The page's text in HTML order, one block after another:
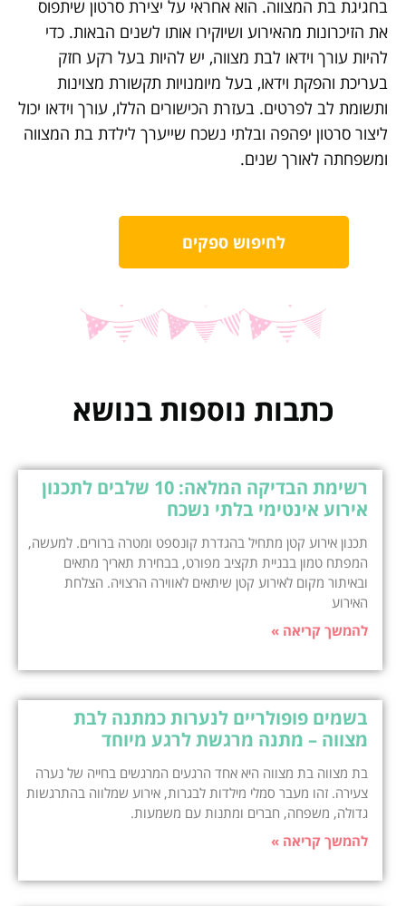
בחגיגת בת המצווה. הוא אחראי על יצירת סרטון שיתפוס
את הזיכרונות מהאירוע ושיוקירו אותו לשנים הבאות. כדי
להיות עורך וידאו לבת מצווה, יש להיות בעל רקע חזק
בעריכת והפקת וידאו, בעל מיומנויות תקשורת מצוינות
ותשומת לב לפרטים. בעזרת הכישורים הללו, עורך וידאו יכול
ליצור סרטון יפהפה ובלתי נשכח שייערך לילדת בת המצווה
ומשפחתה לאורך שנים.
לחיפוש ספקים
כתבות נוספות בנושא
רשימת הבדיקה המלאה: 10 שלבים לתכנון
אירוע אינטימי בלתי נשכח
תכנון אירוע קטן מתחיל בהגדרת קונספט ומטרה ברורים. למעשה,
המפתח טמון בבניית תקציב מפורט, בבחירת תאריך מתאים
ובאיתור מקום לאירוע קטן שיתאים לאווירה הרצויה. הצלחת
האירוע
להמשך קריאה »
בשמים פופולריים לנערות כמתנה לבת
מצווה – מתנה מרגשת לרגע מיוחד
בת מצווה בת מצווה היא אחד הרגעים המרגשים בחייה של נערה
צעירה. זהו מעבר סמלי מילדות לבגרות, אירוע שמלווה בהתרגשות
גדולה, משפחה, חברים ומתנות עם משמעות.
להמשך קריאה »